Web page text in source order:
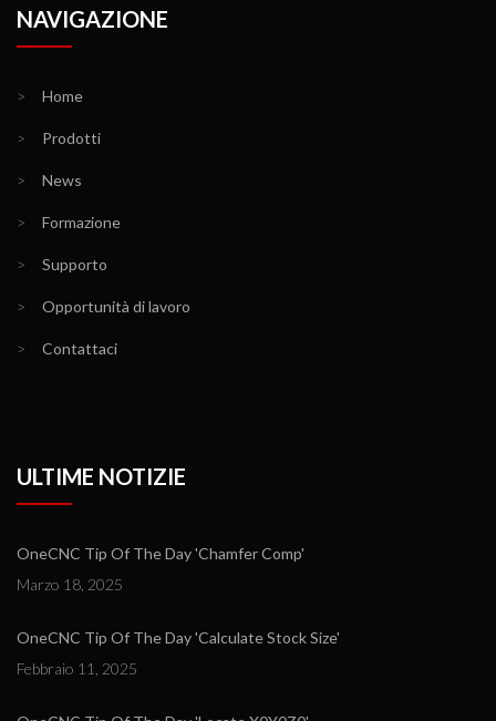
NAVIGAZIONE
> Home
> Prodotti
> News
> Formazione
> Supporto
> Opportunità di lavoro
> Contattaci
ULTIME NOTIZIE
OneCNC Tip Of The Day 'Chamfer Comp'
Marzo 18, 2025
OneCNC Tip Of The Day 'Calculate Stock Size'
Febbraio 11, 2025